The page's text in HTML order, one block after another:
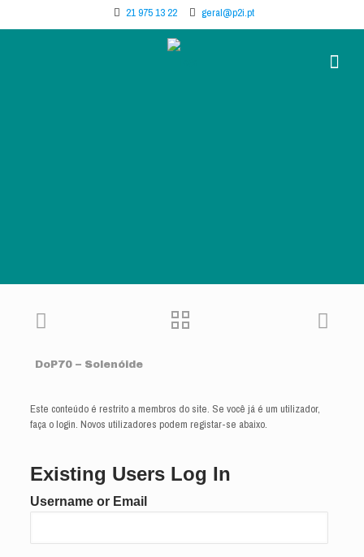
21 975 13 22 geral@p2i.pt
DoP70 – Solenóide
Este conteúdo é restrito a membros do site. Se você já é um utilizador,
faça o login. Novos utilizadores podem registar-se abaixo.
Existing Users Log In
Username or Email